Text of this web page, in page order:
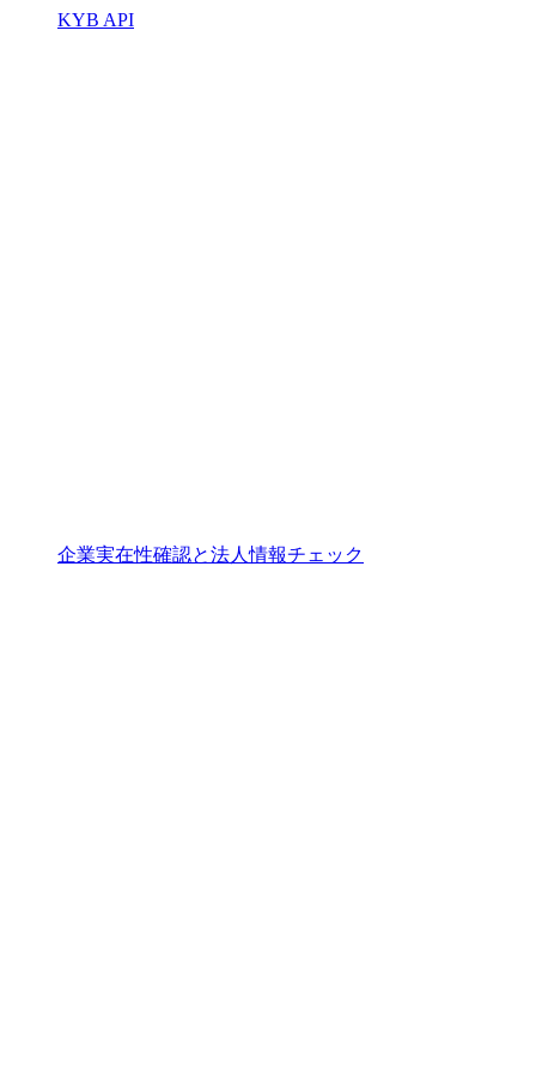
KYB API
企業実在性確認と法人情報チェック